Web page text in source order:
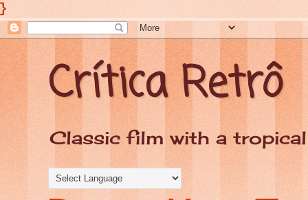
}
Crítica Retrô
Classic film with a